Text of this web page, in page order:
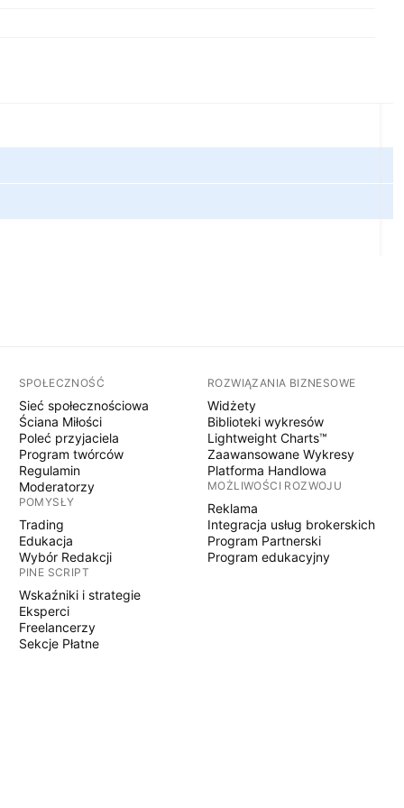
SPOŁECZNOŚĆ
Sieć społecznościowa
Ściana Miłości
Poleć przyjaciela
Program twórców
Regulamin
Moderatorzy
POMYSŁY
Trading
Edukacja
Wybór Redakcji
PINE SCRIPT
Wskaźniki i strategie
Eksperci
Freelancerzy
Sekcje Płatne
ROZWIĄZANIA BIZNESOWE
Widżety
Biblioteki wykresów
Lightweight Charts™
Zaawansowane Wykresy
Platforma Handlowa
MOŻLIWOŚCI ROZWOJU
Reklama
Integracja usług brokerskich
Program Partnerski
Program edukacyjny